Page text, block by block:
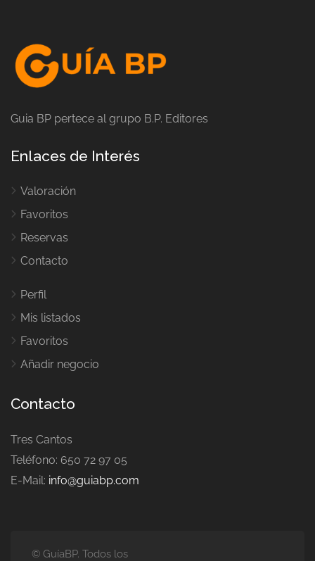
Guia BP pertece al grupo B.P. Editores
Enlaces de Interés
Valoración
Favoritos
Reservas
Contacto
Perfil
Mis listados
Favoritos
Añadir negocio
Contacto
Tres Cantos
Teléfono: 650 72 97 05
E-Mail: info@guiabp.com
© GuíaBP. Todos los